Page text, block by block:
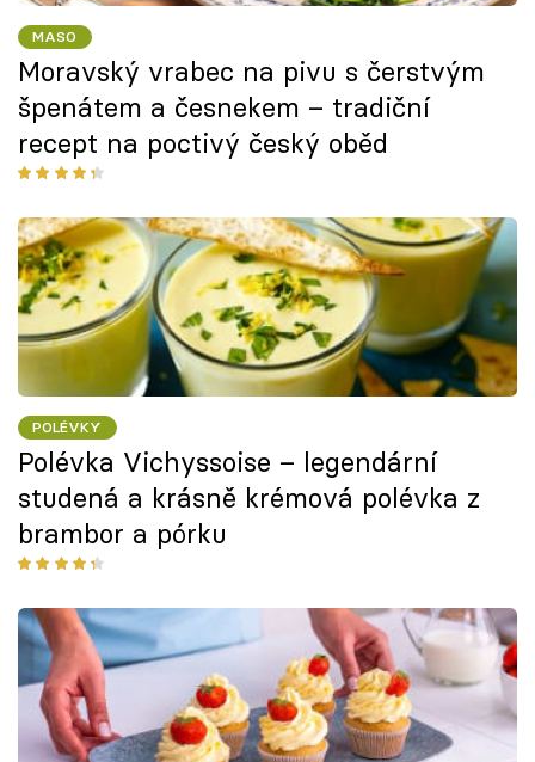
MASO
Moravský vrabec na pivu s čerstvým
špenátem a česnekem – tradiční
recept na poctivý český oběd
POLÉVKY
Polévka Vichyssoise – legendární
studená a krásně krémová polévka z
brambor a pórku